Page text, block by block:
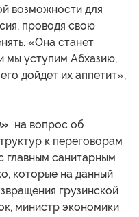
возможности для
проводя свою
«Она станет
мы уступим Абхазию,
дойдет их аппетит»,
на вопрос об
к переговорам
главным санитарным
которые на данный
грузинской
министр экономики